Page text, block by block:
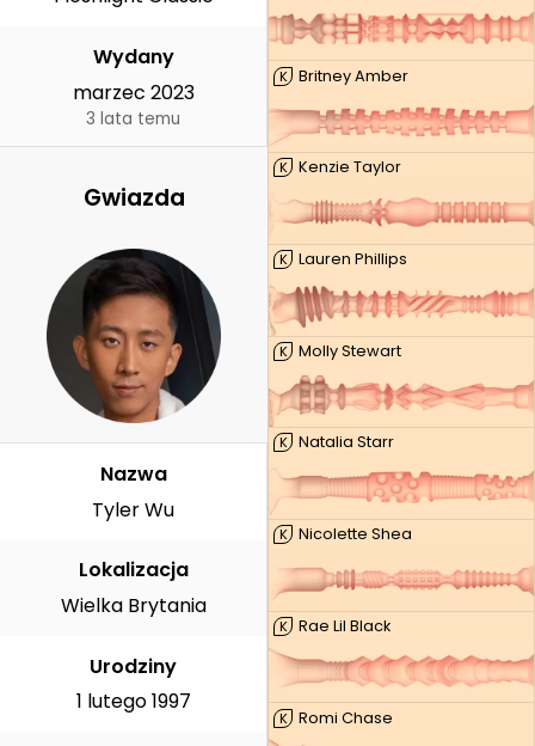
K Britney Amber
K Kenzie Taylor
K Lauren Phillips
K Molly Stewart
K Natalia Starr
K Nicolette Shea
K Rae Lil Black
K Romi Chase
Wydany
marzec 2023
3 lata temu
Gwiazda
Nazwa
Tyler Wu
Lokalizacja
Wielka Brytania
Urodziny
1 lutego 1997